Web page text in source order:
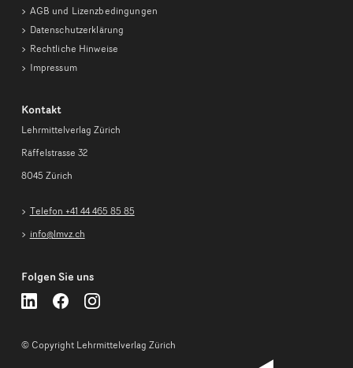
AGB und Lizenzbedingungen
Datenschutzerklärung
Rechtliche Hinweise
Impressum
Kontakt
Lehrmittelverlag Zürich
Räffelstrasse 32
8045 Zürich
Telefon +41 44 465 85 85
info@lmvz.ch
Folgen Sie uns
Lehrmittelverlag
Zürich
folgen
Lehrmittelverlag
Zürich
folgen
Lehrmittelverlag
Zürich
folgen
© Copyright Lehrmittelverlag Zürich